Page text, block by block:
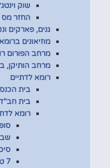
שוק
החזר מס
גנים, פארקים
מוזיאונים ברומא
מרחב הפורום
מרחב הותיקן,
רומא לדתיים
בית
בית
רומא
7 טיפים על רומא בתקופת הקורונה לטובת שומרי כשרות